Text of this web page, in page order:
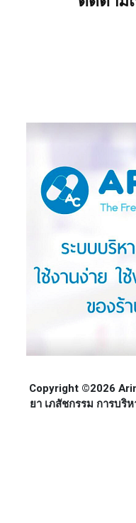
Copyright ©2026
ยา เภสัชกรรม การบริ